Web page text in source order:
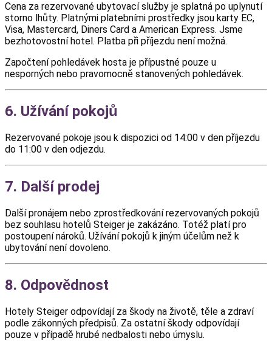
Cena za rezervované ubytovací služby je splatná po uplynutí
storno lhůty. Platnými platebními prostředky jsou karty EC,
Visa, Mastercard, Diners Card a American Express. Jsme
bezhotovostní hotel. Platba při příjezdu není možná.
Započtení pohledávek hosta je přípustné pouze u
nesporných nebo pravomocně stanovených pohledávek.
6. Užívání pokojů
Rezervované pokoje jsou k dispozici od 14:00 v den příjezdu
do 11:00 v den odjezdu.
7. Další prodej
Další pronájem nebo zprostředkování rezervovaných pokojů
bez souhlasu hotelů Steiger je zakázáno. Totéž platí pro
postoupení nároků. Užívání pokojů k jiným účelům než k
ubytování není dovoleno.
8. Odpovědnost
Hotely Steiger odpovídají za škody na životě, těle a zdraví
podle zákonných předpisů. Za ostatní škody odpovídají
pouze v případě hrubé nedbalosti nebo úmyslu.